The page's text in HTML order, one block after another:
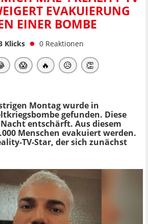
EVAKUIERUNG
EINER BOMBE
Klicks 0 Reaktionen
😱 🔥 😥 👏
Montag wurde in
gefunden. Diese
entschärft. Aus diesem
Menschen evakuiert werden.
TV-Star, der sich zunächst